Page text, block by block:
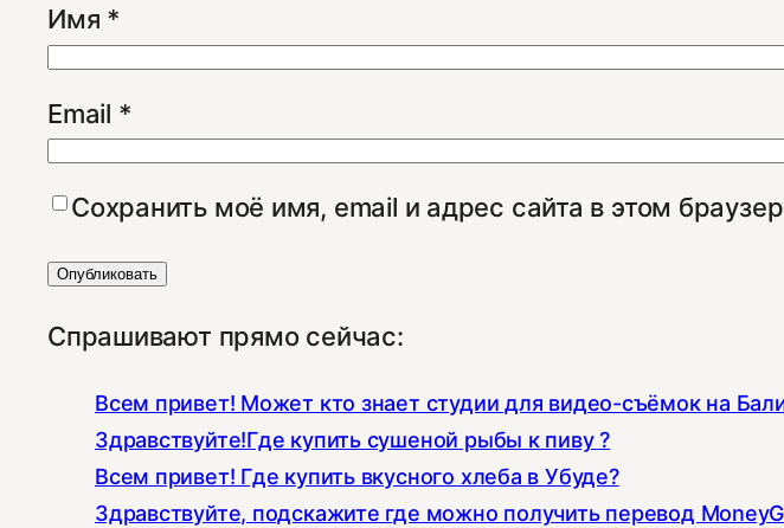
Имя *
Email *
Сохранить моё имя, email и адрес сайта в этом
Спрашивают прямо сейчас:
Всем привет! Может кто знает студии для видео-съёмок на
Здравствуйте!Где купить сушеной рыбы к пиву ?
Всем привет! Где купить вкусного хлеба в Убуде?
Здравствуйте, подскажите где можно получить перевод